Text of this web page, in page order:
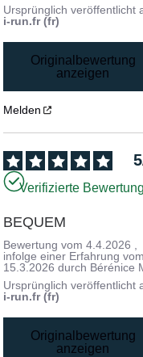
Ursprünglich veröffentlicht
i-run.fr (fr)
Originalbewertung
anzeigen
Melden
5
Verifizierte
BEQUEM
Bewertung vom4.4.2026 ,
infolge einer Erfahrung
15.3.2026 durch Bérénice
Ursprünglich veröffentlicht
i-run.fr (fr)
Originalbewertung
anzeigen